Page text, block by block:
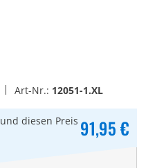
Art-Nr.: 12051-1.XL
diesen Preis 91,95 €